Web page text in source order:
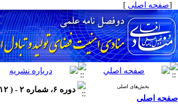
[صفحه اصلی ]
بخش‌های اصلی
صفحه اصلی
دوره ۶، شماره ۲ - ( ۱۲-۱۳۹۶ )